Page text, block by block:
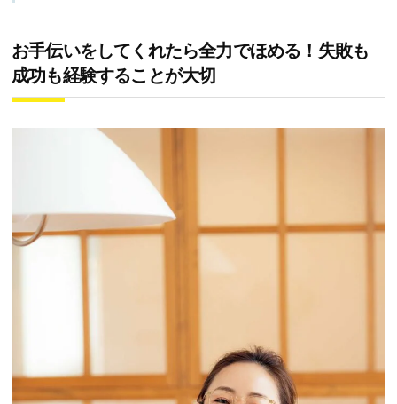
お手伝いをしてくれたら全力でほめる！失敗も
成功も経験することが大切